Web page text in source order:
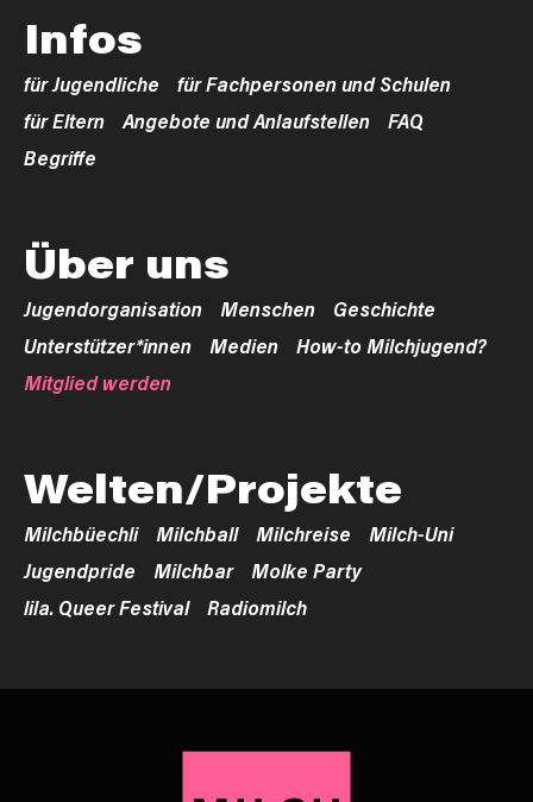
Infos
für Jugendliche
für Fachpersonen und Schulen
für Eltern
Angebote und Anlaufstellen
FAQ
Begriffe
Über uns
Jugendorganisation Menschen
Geschichte
Unterstützer*innen
Medien
How-to Milchjugend?
Mitglied werden
Welten/Projekte
Milchbüechli Milchball Milchreise
Milch-Uni
Jugendpride
Milchbar
Molke Party
lila. Queer Festival
Radiomilch